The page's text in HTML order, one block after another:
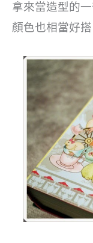
拿來當造型的
顏色也相當好